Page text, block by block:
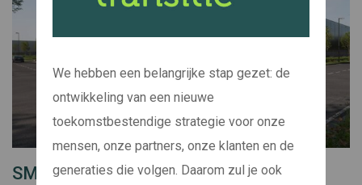
SMARTLOG ROOSENDAAL 2
We hebben een belangrijke stap gezet: de
ontwikkeling van een nieuwe
toekomstbestendige strategie voor onze
mensen, onze partners, onze klanten en de
generaties die volgen. Daarom zul je ook